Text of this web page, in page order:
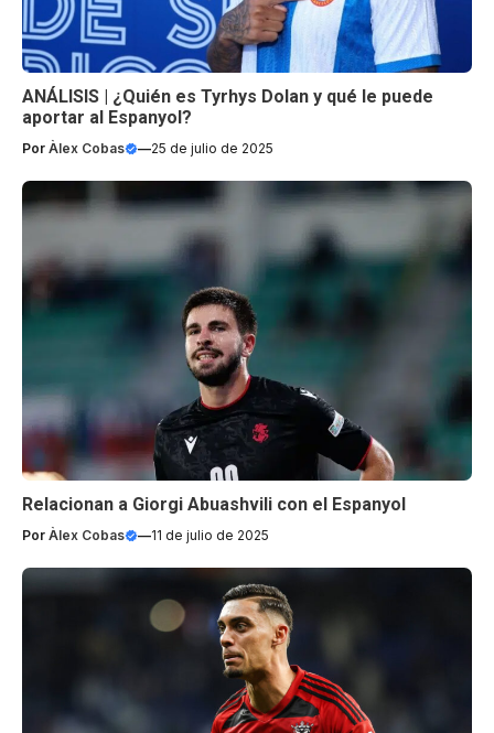
ANÁLISIS | ¿Quién es Tyrhys Dolan y qué le puede
aportar al Espanyol?
Por Àlex Cobas —25 de julio de 2025
Relacionan a Giorgi Abuashvili con el Espanyol
Por Àlex Cobas —11 de julio de 2025